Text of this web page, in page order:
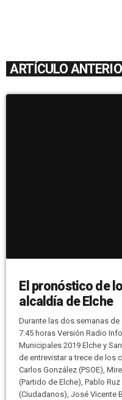
ARTÍCULO
El pronóstico de
alcaldía de Elche
Durante las dos semanas
7:45 horas Versión Radio
Municipales 2019 Elche y
de entrevistar a trece de los
Carlos González (PSOE),
(Partido de Elche), Pablo
(Ciudadanos), José Vicente